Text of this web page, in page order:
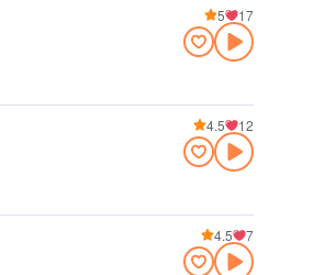
5 17
4.5 12
4.5 7